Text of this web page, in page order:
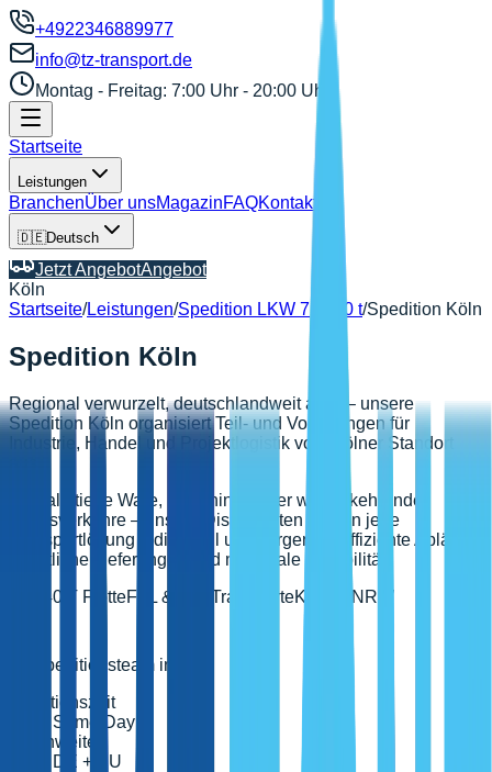
+4922346889977
info@tz-transport.de
Montag - Freitag: 7:00 Uhr - 20:00 Uhr
Startseite
Leistungen
BranchenÜber unsMagazinFAQKontakt
🇩🇪Deutsch
Jetzt AngebotAngebot
Köln
Startseite/Leistungen/Spedition LKW 7,5–40 t/Spedition Köln
Spedition Köln
Regional verwurzelt, deutschlandweit aktiv – unsere
Spedition Köln organisiert Teil- und Volladungen für
Industrie, Handel und Projektlogistik vom Kölner Standort
Ob palettierte Ware, Maschinen oder wiederkehrende
Werksverkehre – unsere Disponenten planen jede
Transportlösung individuell und sorgen für effiziente Abläufe,
pünktliche Lieferungen und maximale Flexibilität.
7,5–40 T FlotteFTL & LTL TransporteKöln & NRW
Ihr Speditionsteam in Köln
Reaktionszeit
Same Day
Reichweite
DE + EU